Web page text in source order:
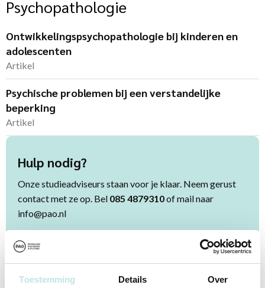
Toestemming Details Over
Psychopathologie
Ontwikkelingspsycho­pathologie bij kinderen en
adolescenten
Artikel
Psychische problemen bij een verstandelijke
beperking
Artikel
Hulp nodig?
Onze studieadviseurs staan voor je klaar. Neem gerust
contact met ze op. Bel 085 4879310of mail naar
info@pao.nl
Contactopties